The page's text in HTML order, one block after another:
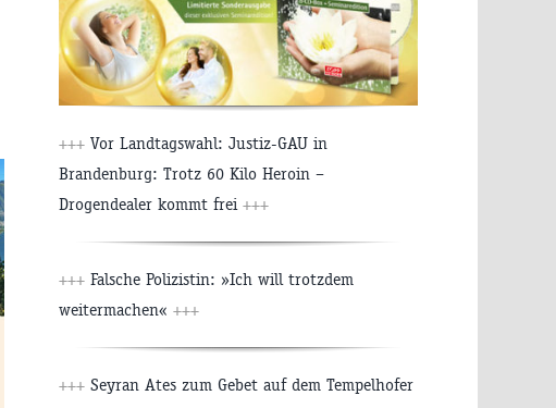
+++ Vor Landtagswahl: Justiz-GAU in
Brandenburg: Trotz 60 Kilo Heroin –
Drogendealer kommt frei +++
+++ Falsche Polizistin: »Ich will trotzdem
weitermachen« +++
+++ Seyran Ates zum Gebet auf dem Tempelhofer